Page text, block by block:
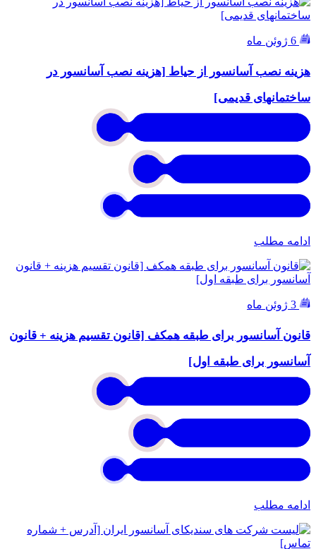
هزینه نصب آسانسور از حیاط [هزینه نصب آسانسور در
ساختمانهای قدیمی]
ادامه مطلب
قانون آسانسور برای طبقه همکف [قانون تقسیم هزینه + قانون
آسانسور برای طبقه اول]
ادامه مطلب